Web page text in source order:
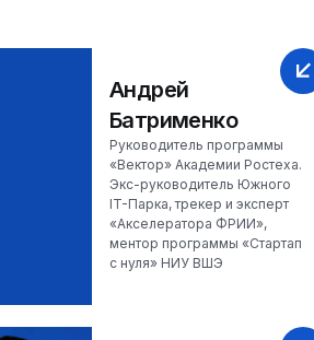
Андрей
Батрименко
Руководитель программы
«Вектор» Академии Ростеха.
Экс-руководитель Южного
IT-Парка, трекер и эксперт
«Акселератора ФРИИ»,
ментор программы «Стартап
с нуля» НИУ ВШЭ